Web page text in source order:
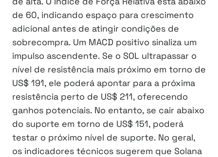
de 60, indicando espaço para crescimento
adicional antes de atingir condições de
sobrecompra. Um MACD positivo sinaliza um
impulso ascendente. Se o SOL ultrapassar o
nível de resistência mais próximo em torno de
US$ 191, ele poderá apontar para a próxima
resistência perto de US$ 211, oferecendo
ganhos potenciais. No entanto, se cair abaixo
do suporte em torno de US$ 151, poderá
testar o próximo nível de suporte. No geral,
os indicadores técnicos sugerem que Solana